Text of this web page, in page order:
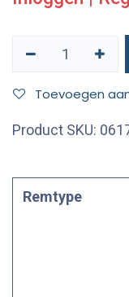
Toevoegen
Product SKU:
Remtype